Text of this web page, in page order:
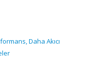
Daha Akıcı